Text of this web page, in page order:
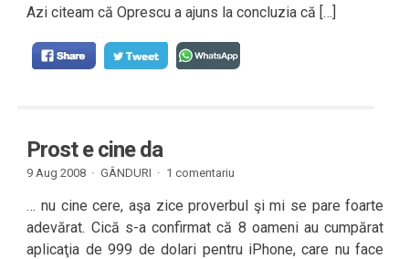
Azi citeam că Oprescu a ajuns la concluzia că […]
Prost e cine da
9 Aug 2008 · GÂNDURI · 1 comentariu
… nu cine cere, aşa zice proverbul şi mi se pare foarte
adevărat. Cică s-a confirmat că 8 oameni au cumpărat
aplicaţia de 999 de dolari pentru iPhone, care nu face